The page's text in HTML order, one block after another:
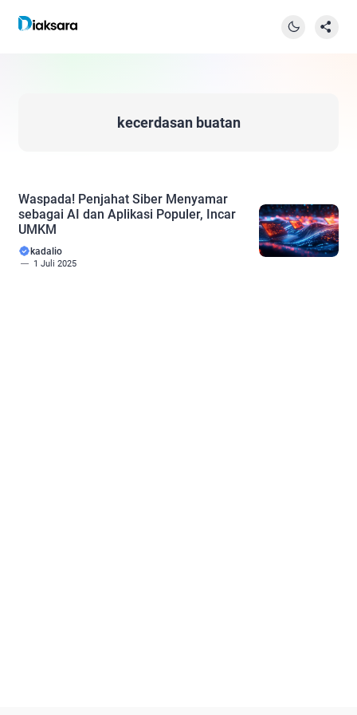
kecerdasan buatan
Waspada! Penjahat Siber Menyamar
sebagai AI dan Aplikasi Populer, Incar
UMKM
kadalio
1 Juli 2025